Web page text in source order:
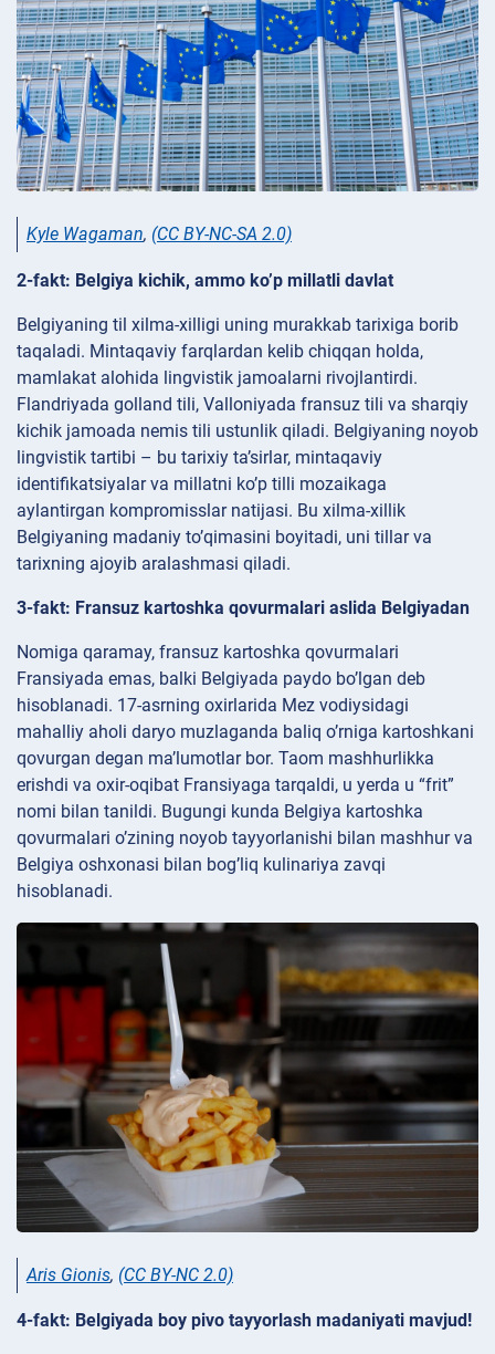
Kyle Wagaman, (CC BY-NC-SA 2.0)
2-fakt: Belgiya kichik, ammo ko’p millatli davlat
Belgiyaning til xilma-xilligi uning murakkab tarixiga borib
taqaladi. Mintaqaviy farqlardan kelib chiqqan holda,
mamlakat alohida lingvistik jamoalarni rivojlantirdi.
Flandriyada golland tili, Valloniyada fransuz tili va sharqiy
kichik jamoada nemis tili ustunlik qiladi. Belgiyaning noyob
lingvistik tartibi – bu tarixiy ta’sirlar, mintaqaviy
identifikatsiyalar va millatni ko’p tilli mozaikaga
aylantirgan kompromisslar natijasi. Bu xilma-xillik
Belgiyaning madaniy to’qimasini boyitadi, uni tillar va
tarixning ajoyib aralashmasi qiladi.
3-fakt: Fransuz kartoshka qovurmalari aslida Belgiyadan
Nomiga qaramay, fransuz kartoshka qovurmalari
Fransiyada emas, balki Belgiyada paydo bo’lgan deb
hisoblanadi. 17-asrning oxirlarida Mez vodiysidagi
mahalliy aholi daryo muzlaganda baliq o’rniga kartoshkani
qovurgan degan ma’lumotlar bor. Taom mashhurlikka
erishdi va oxir-oqibat Fransiyaga tarqaldi, u yerda u “frit”
nomi bilan tanildi. Bugungi kunda Belgiya kartoshka
qovurmalari o’zining noyob tayyorlanishi bilan mashhur va
Belgiya oshxonasi bilan bog’liq kulinariya zavqi
hisoblanadi.
Aris Gionis, (CC BY-NC 2.0)
4-fakt: Belgiyada boy pivo tayyorlash madaniyati mavjud!